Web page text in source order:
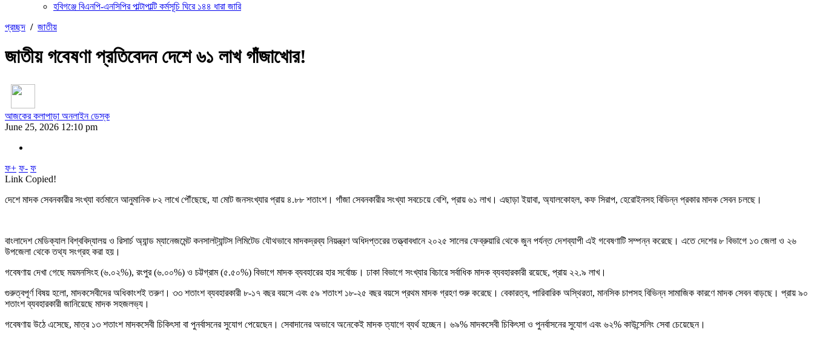
হবিগঞ্জে বিএনপি-এনসিপির পাল্টাপাল্টি কর্মসূচি ঘিরে ১৪৪ ধারা জারি
প্রচ্ছদ / জাতীয়
জাতীয় গবেষণা প্রতিবেদন দেশে ৬১ লাখ গাঁজাখোর!
আজকের কলাপাড়া অনলাইন ডেস্ক
June 25, 2026 12:10 pm
ফ+ ফ- ফ
Link Copied!
দেশে মাদক সেবনকারীর সংখ্যা বর্তমানে আনুমানিক ৮২ লাখে পৌঁছেছে, যা মোট জনসংখ্যার প্রায় ৪.৮৮ শতাংশ। গাঁজা সেবনকারীর সংখ্যা সবচেয়ে বেশি, প্রায় ৬১ লাখ। এছাড়া ইয়াবা, অ্যালকোহল, কফ সিরাপ, হেরোইনসহ বিভিন্ন প্রকার মাদক সেবন চলছে।
বাংলাদেশ মেডিক্যাল বিশ্ববিদ্যালয় ও রিসার্চ অ্যান্ড ম্যানেজমেন্ট কনসালট্যান্টস লিমিটেড যৌথভাবে মাদকদ্রব্য নিয়ন্ত্রণ অধিদপ্তরের তত্ত্বাবধানে ২০২৫ সালের ফেব্রুয়ারি থেকে জুন পর্যন্ত দেশব্যাপী এই গবেষণাটি সম্পন্ন করেছে। এতে দেশের ৮ বিভাগে ১৩ জেলা ও ২৬
উপজেলা থেকে তথ্য সংগ্রহ করা হয়।
গবেষণায় দেখা গেছে ময়মনসিংহ (৬.০২%), রংপুর (৬.০০%) ও চট্টগ্রাম (৫.৫০%) বিভাগে মাদক ব্যবহারের হার সর্বোচ্চ। ঢাকা বিভাগে সংখ্যার বিচারে সর্বাধিক মাদক ব্যবহারকারী রয়েছে, প্রায় ২২.৯ লাখ।
গুরুত্বপূর্ণ বিষয় হলো, মাদকসেবীদের অধিকাংশই তরুণ। ৩৩ শতাংশ ব্যবহারকারী ৮-১৭ বছর বয়সে এবং ৫৯ শতাংশ ১৮-২৫ বছর বয়সে প্রথম মাদক গ্রহণ শুরু করেছে। বেকারত্ব, পারিবারিক অস্থিরতা, মানসিক চাপসহ বিভিন্ন সামাজিক কারণে মাদক সেবন বাড়ছে। প্রায় ৯০
শতাংশ ব্যবহারকারী জানিয়েছে মাদক সহজলভ্য।
গবেষণায় উঠে এসেছে, মাত্র ১৩ শতাংশ মাদকসেবী চিকিৎসা বা পুনর্বাসনের সুযোগ পেয়েছেন। সেবাদানের অভাবে অনেকেই মাদক ত্যাগে ব্যর্থ হচ্ছেন। ৬৯% মাদকসেবী চিকিৎসা ও পুনর্বাসনের সুযোগ এবং ৬২% কাউন্সেলিং সেবা চেয়েছেন।